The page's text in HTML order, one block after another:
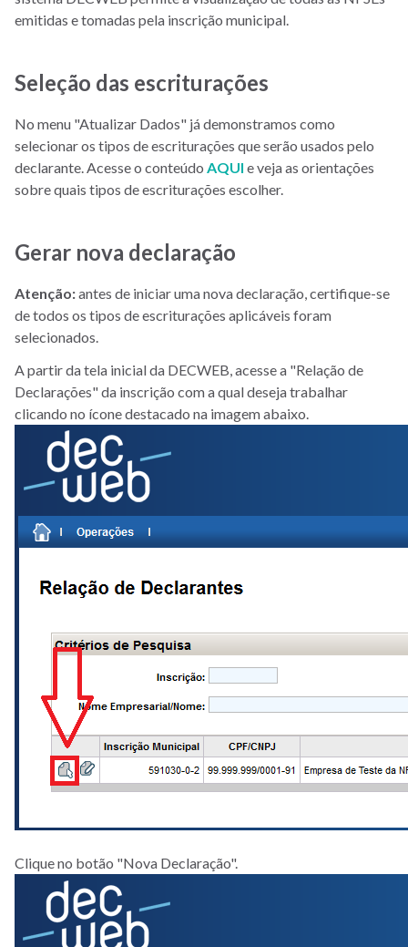
emitidas e tomadas pela inscrição municipal.
Seleção das escriturações
No menu "Atualizar Dados" já demonstramos como
selecionar os tipos de escriturações que serão usados pelo
declarante. Acesse o conteúdo AQUI e veja as orientações
sobre quais tipos de escriturações escolher.
Gerar nova declaração
Atenção:antes de iniciar uma nova declaração, certifique-se
de todos os tipos de escriturações aplicáveis foram
selecionados.
A partir da tela inicial da DECWEB, acesse a "Relação de
Declarações" da inscrição com a qual deseja trabalhar
clicando no ícone destacado na imagem abaixo.
Clique no botão "Nova Declaração".